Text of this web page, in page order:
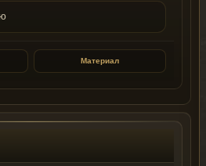
Материал